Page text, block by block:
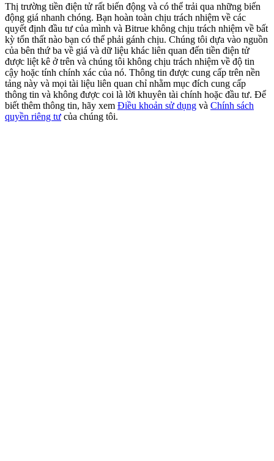
Exclusive for BitMart Users
Register & Trade to Win 500,000 USDT
Precious Metals Trading Carnival
Trade Gold & Silver · 33,333 USDT Bonus
Thị trường tiền điện tử rất biến động và có thể trải qua những biến
động giá nhanh chóng. Bạn hoàn toàn chịu trách nhiệm về các
quyết định đầu tư của mình và Bitrue không chịu trách nhiệm về bất
kỳ tổn thất nào bạn có thể phải gánh chịu. Chúng tôi dựa vào nguồn
của bên thứ ba về giá và dữ liệu khác liên quan đến tiền điện tử
được liệt kê ở trên và chúng tôi không chịu trách nhiệm về độ tin
cậy hoặc tính chính xác của nó. Thông tin được cung cấp trên nền
tảng này và mọi tài liệu liên quan chỉ nhằm mục đích cung cấp
thông tin và không được coi là lời khuyên tài chính hoặc đầu tư. Để
biết thêm thông tin, hãy xem Điều khoản sử dụng và Chính sách
quyền riêng tư của chúng tôi.